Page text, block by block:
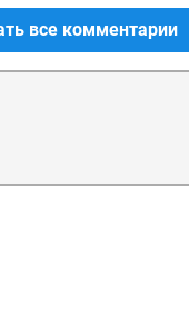
все комментарии